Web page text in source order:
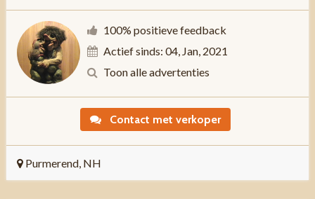
100% positieve feedback
Actief sinds: 04, Jan, 2021
Toon alle advertenties
Contact met verkoper
Purmerend, NH